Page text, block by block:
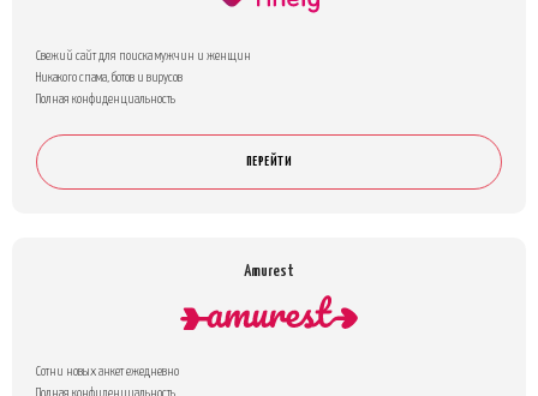
Свежий сайт для поиска мужчин и женщин
Никакого спама, ботов и вирусов
Полная конфиденциальность
ПЕРЕЙТИ
Amurest
Сотни новых анкет ежедневно